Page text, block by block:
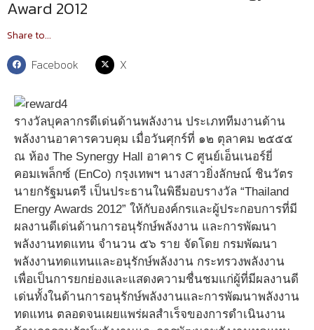
Award 2012
Share to...
Facebook X
รางวัลบุคลากรดีเด่นด้านพลังงาน ประเภททีมงานด้าน
พลังงานอาคารควบคุม เมื่อวันศุกร์ที่ ๑๒ ตุลาคม ๒๕๕๕
ณ ห้อง The Synergy Hall อาคาร C ศูนย์เอ็นเนอร์ยี่
คอมเพล็กซ์ (EnCo) กรุงเทพฯ นางสาวยิ่งลักษณ์ ชินวัตร
นายกรัฐมนตรี เป็นประธานในพิธีมอบรางวัล “Thailand
Energy Awards 2012” ให้กับองค์กรและผู้ประกอบการที่มี
ผลงานดีเด่นด้านการอนุรักษ์พลังงาน และการพัฒนา
พลังงานทดแทน จำนวน ๕๖ ราย จัดโดย กรมพัฒนา
พลังงานทดแทนและอนุรักษ์พลังงาน กระทรวงพลังงาน
เพื่อเป็นการยกย่องและแสดงความชื่นชมแก่ผู้ที่มีผลงานดี
เด่นทั้งในด้านการอนุรักษ์พลังงานและการพัฒนาพลังงาน
ทดแทน ตลอดจนเผยแพร่ผลสำเร็จของการดำเนินงาน